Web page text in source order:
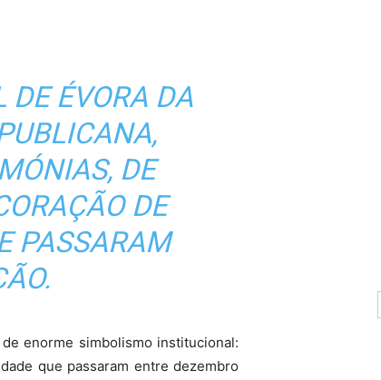
DE ÉVORA DA
DE
DE
PASSARAM
enorme simbolismo institucional:
que passaram entre dezembro